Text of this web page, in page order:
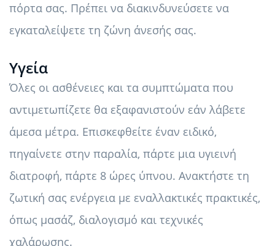
πόρτα σας. Πρέπει να διακινδυνεύσετε να
εγκαταλείψετε τη ζώνη άνεσής σας.
Υγεία
Όλες οι ασθένειες και τα συμπτώματα που
αντιμετωπίζετε θα εξαφανιστούν εάν λάβετε
άμεσα μέτρα. Επισκεφθείτε έναν ειδικό,
πηγαίνετε στην παραλία, πάρτε μια υγιεινή
διατροφή, πάρτε 8 ώρες ύπνου. Ανακτήστε τη
ζωτική σας ενέργεια με εναλλακτικές πρακτικές,
όπως μασάζ, διαλογισμό και τεχνικές
χαλάρωσης.